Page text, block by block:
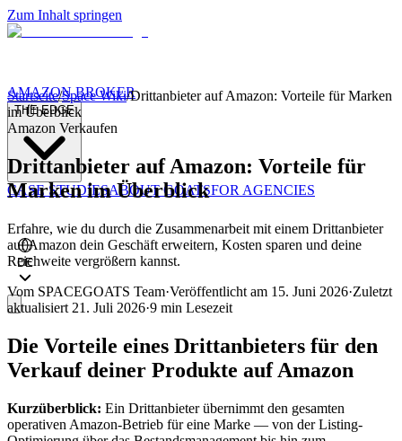
Zum Inhalt springen
AMAZON BROKER
THE EDGE
CASE STUDIESABOUT GOATSFOR AGENCIES
DE
Startseite/Space Wiki/Drittanbieter auf Amazon: Vorteile für Marken
im Überblick
Amazon Verkaufen
Drittanbieter auf Amazon: Vorteile für
Marken im Überblick
Erfahre, wie du durch die Zusammenarbeit mit einem Drittanbieter
auf Amazon dein Geschäft erweitern, Kosten sparen und deine
Reichweite vergrößern kannst.
Vom SPACEGOATS Team·Veröffentlicht am 15. Juni 2026·Zuletzt
aktualisiert 21. Juli 2026·9 min Lesezeit
Die Vorteile eines Drittanbieters für den
Verkauf deiner Produkte auf Amazon
Kurzüberblick: Ein Drittanbieter übernimmt den gesamten
operativen Amazon-Betrieb für eine Marke — von der Listing-